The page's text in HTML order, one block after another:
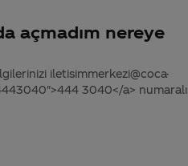
açmadım nereye
iletisimmerkezi@coca-
3040</a> numaralı